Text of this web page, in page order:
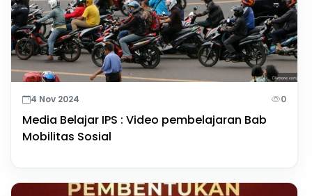
4 Nov 2024 0
Media Belajar IPS : Video pembelajaran Bab
Mobilitas Sosial